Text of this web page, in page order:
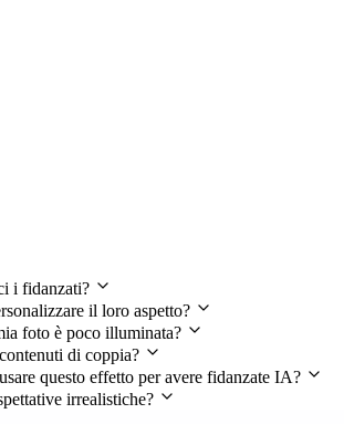
i fidanzati?
il loro aspetto?
foto è poco illuminata?
di coppia?
questo effetto per avere fidanzate IA?
irrealistiche?